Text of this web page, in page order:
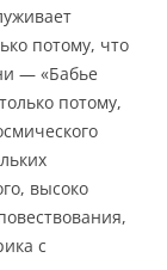
потому, что
— «Бабье
потому,
высоко
с